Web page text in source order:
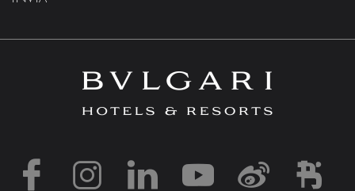
https://https://https://
https://